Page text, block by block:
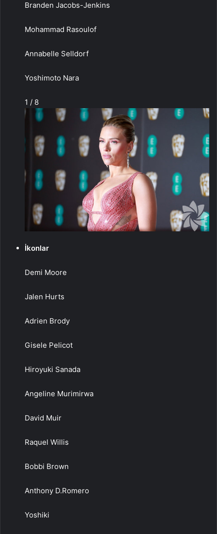
Branden Jacobs-Jenkins
Mohammad Rasoulof
Annabelle Selldorf
Yoshimoto Nara
1 / 8
İkonlar
Demi Moore
Jalen Hurts
Adrien Brody
Gisele Pelicot
Hiroyuki Sanada
Angeline Murimirwa
David Muir
Raquel Willis
Bobbi Brown
Anthony D.Romero
Yoshiki